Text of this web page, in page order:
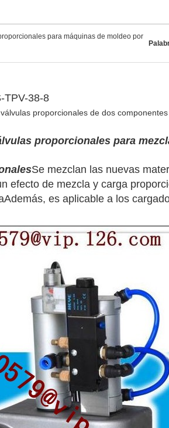
para máquinas de moldeo por
TPV-38-8
proporcionales de dos componentes
proporcionales para
Se mezclan las nuevas
efecto de mezcla y carga
es aplicable a los